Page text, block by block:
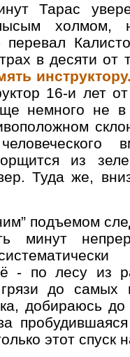
Тарас
холмом,
перевал
в десяти
16-и лет
немного не в
из
Туда же,
подъемом
минут
- по лесу из
до самых
добираюсь до
этот спуск